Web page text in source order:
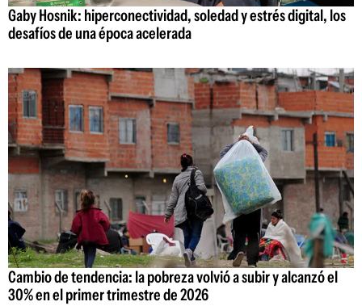
Gaby Hosnik: hiperconectividad, soledad y estrés digital, los
desafíos de una época acelerada
Cambio de tendencia: la pobreza volvió a subir y alcanzó el
30% en el primer trimestre de 2026